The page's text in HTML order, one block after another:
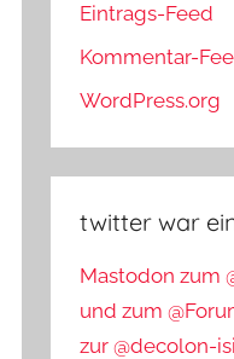
Eintrags-Feed
Kommentar-
WordPress.org
twitter war
Mastodon zum
und zum
zur @decolon-